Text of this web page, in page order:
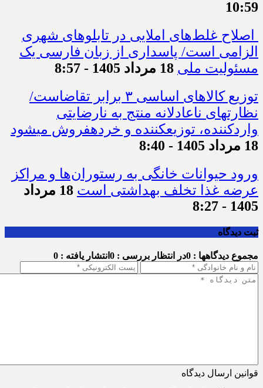
10:59
اصلاح غلط‌های املایی در تابلوهای شهری
الزامی است/ پاسداری از زبان فارسی یک
مسئولیت ملی 18 مرداد 1405 - 8:57
توزیع کالاهای اساسی ۳ برابر تقاضاست/
نظارت‎های ناعادلانه منتج به نارضایتی
واردکننده، توزیع‎کننده و خرده‎فروش می‎شود
18 مرداد 1405 - 8:40
ورود حیوانات خانگی به رستوران‌ها و مراکز
عرضه غذا تخلف بهداشتی است
18 مرداد
1405 - 8:27
ثبت دیدگاه
مجموع دیدگاهها : 0 در انتظار بررسی : 0 انتشار یافته : 0
قوانین ارسال دیدگاه